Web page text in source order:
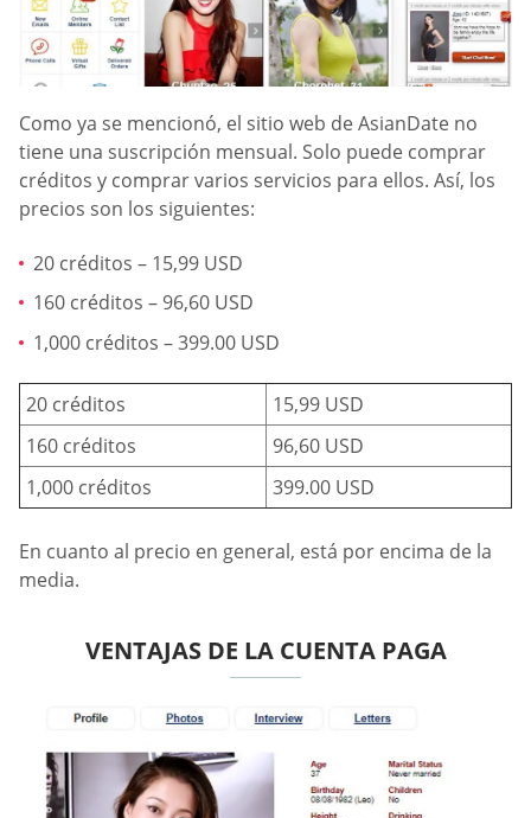
Como ya se mencionó, el sitio web de AsianDate no
tiene una suscripción mensual. Solo puede comprar
créditos y comprar varios servicios para ellos. Así, los
precios son los siguientes:
20 créditos – 15,99 USD
160 créditos – 96,60 USD
1,000 créditos – 399.00 USD
20 créditos
15,99 USD
160 créditos
96,60 USD
1,000 créditos
399.00 USD
En cuanto al precio en general, está por encima de la
media.
VENTAJAS DE LA CUENTA PAGA